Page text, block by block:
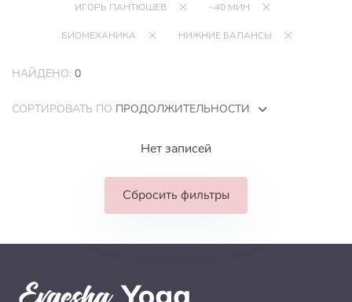
ИГОРЬ ПАНТЮШЕВ ~40 МИН
БИОМЕХАНИКА НИЖНИЕ БАЛАНСЫ
НАЙДЕНО: 0
СОРТИРОВАТЬ ПО ПРОДОЛЖИТЕЛЬНОСТИ
Нет записей
Сбросить фильтры